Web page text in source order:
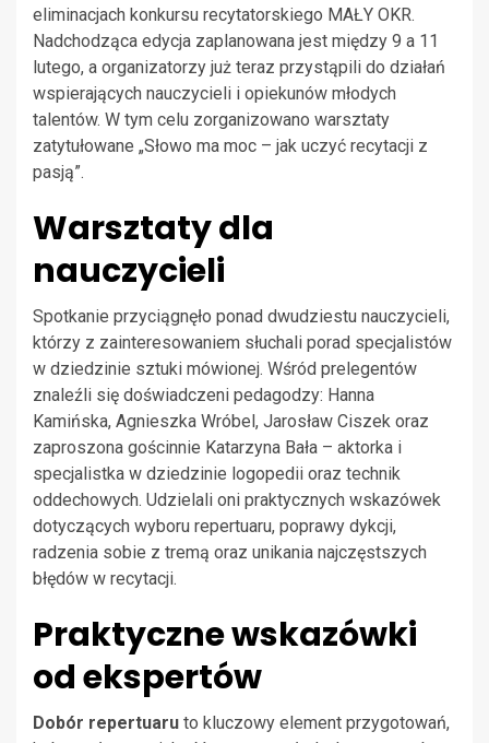
eliminacjach konkursu recytatorskiego MAŁY OKR.
Nadchodząca edycja zaplanowana jest między 9 a 11
lutego, a organizatorzy już teraz przystąpili do działań
wspierających nauczycieli i opiekunów młodych
talentów. W tym celu zorganizowano warsztaty
zatytułowane „Słowo ma moc – jak uczyć recytacji z
pasją”.
Warsztaty dla
nauczycieli
Spotkanie przyciągnęło ponad dwudziestu nauczycieli,
którzy z zainteresowaniem słuchali porad specjalistów
w dziedzinie sztuki mówionej. Wśród prelegentów
znaleźli się doświadczeni pedagodzy: Hanna
Kamińska, Agnieszka Wróbel, Jarosław Ciszek oraz
zaproszona gościnnie Katarzyna Bała – aktorka i
specjalistka w dziedzinie logopedii oraz technik
oddechowych. Udzielali oni praktycznych wskazówek
dotyczących wyboru repertuaru, poprawy dykcji,
radzenia sobie z tremą oraz unikania najczęstszych
błędów w recytacji.
Praktyczne wskazówki
od ekspertów
Dobór repertuaru to kluczowy element przygotowań,